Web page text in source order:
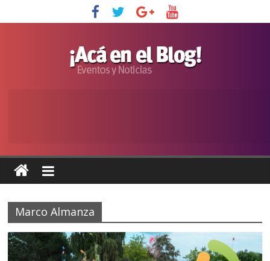
Marco Almanza